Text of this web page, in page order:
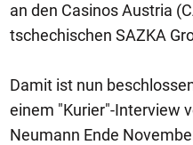
an den Casinos Austria
tschechischen SAZKA
Damit ist nun
einem "Kurier"-Interview
Neumann Ende